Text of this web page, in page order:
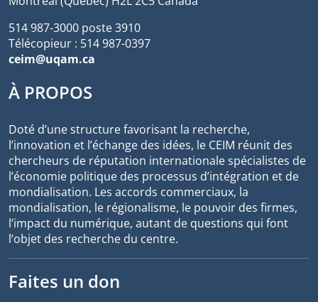
514 987-3000 poste 3910
Télécopieur : 514 987-0397
ceim@uqam.ca
À PROPOS
Doté d’une structure favorisant la recherche,
l’innovation et l’échange des idées, le CEIM réunit des
chercheurs de réputation internationale spécialistes de
l’économie politique des processus d’intégration et de
mondialisation. Les accords commerciaux, la
mondialisation, le régionalisme, le pouvoir des firmes,
l’impact du numérique, autant de questions qui font
l’objet des recherche du centre.
Faites un don